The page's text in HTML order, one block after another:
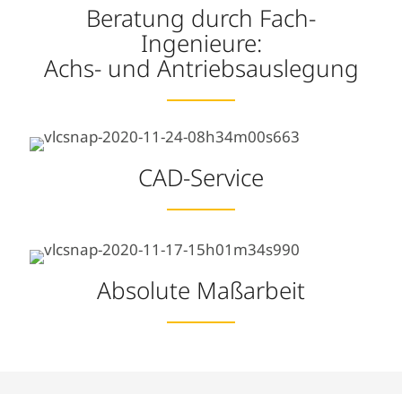
Beratung durch Fach-
Ingenieure:
Achs- und Antriebsauslegung
CAD-Service
Absolute Maßarbeit